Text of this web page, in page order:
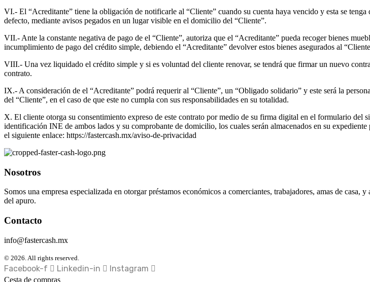
VI.- El “Acreditante” tiene la obligación de notificarle al “Cliente” cuando su cuenta haya vencido y esta se
defecto, mediante avisos pegados en un lugar visible en el domicilio del “Cliente”.
VII.- Ante la constante negativa de pago de el “Cliente”, autoriza que el “Acreditante” pueda recoger bienes
incumplimiento de pago del crédito simple, debiendo el “Acreditante” devolver estos bienes asegurados al
VIII.- Una vez liquidado el crédito simple y si es voluntad del cliente renovar, se tendrá que firmar un nuevo
contrato.
IX.- A consideración de el “Acreditante” podrá requerir al “Cliente”, un “Obligado solidario” y este será la
del “Cliente”, en el caso de que este no cumpla con sus responsabilidades en su totalidad.
X. El cliente otorga su consentimiento expreso de este contrato por medio de su firma digital en el formulario
identificación INE de ambos lados y su comprobante de domicilio, los cuales serán almacenados en su
el siguiente enlace: https://fastercash.mx/aviso-de-privacidad
Nosotros
Somos una empresa especializada en otorgar préstamos económicos a comerciantes, trabajadores, amas de
del apuro.
Contacto
info@fastercash.mx
© 2026. All rights reserved.
Facebook-f Linkedin-in Instagram
Cesta de compras